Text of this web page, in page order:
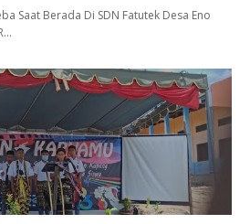
Saat Berada Di SDN Fatutek Desa Eno